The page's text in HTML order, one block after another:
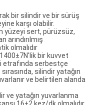
bir silindir ve bir sürüş
karşı olabilir.
yüzeyi sert, pürüzsüz,
olmalıdır
bir kuvvet
etrafında serbestçe
silindir yatağın
ve belirtilen alanda
ve yatağın yuvarlanma